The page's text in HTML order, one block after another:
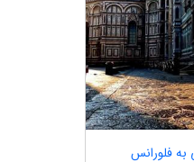
به فلورانس